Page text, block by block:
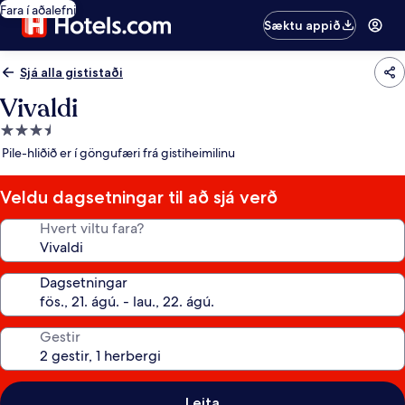
Fara í aðalefni
Sæktu appið
Sjá alla gististaði
Vivaldi
3.5
stjörnu
Pile-hliðið er í göngufæri frá gistiheimilinu
Veldu dagsetningar til að sjá verð
Hvert viltu fara?
Dagsetningar
Gestir